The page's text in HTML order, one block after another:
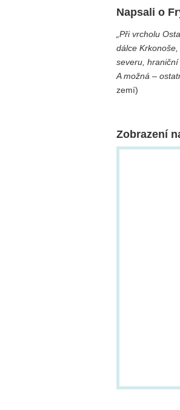
Napsali o
„Při vrcholu
dálce
severu,
A možná –
zemí)
Zobrazení